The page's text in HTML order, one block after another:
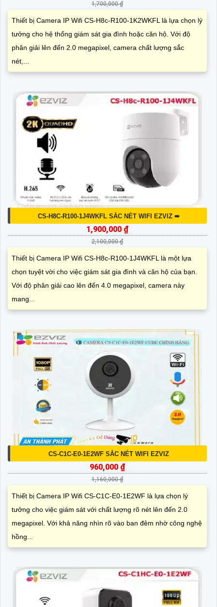
1,700,000 ₫
Thiết bị Camera IP Wifi CS-H8c-R100-1K2WKFL là lựa chọn lý
tưởng cho hệ thống giám sát gia đình hoặc căn hộ. Với độ
phân giải lên đến 2.0 megapixel, camera chất lượng sắc
nét,...
CS-H8C-R100-1J4WKFL SẮC NÉT WIFI EZVIZ ➠
1,900,000 ₫
2,100,000 ₫
Thiết bị Camera IP Wifi CS-H8c-R100-1J4WKFL là một lựa
chọn tuyệt vời cho việc giám sát gia đình và căn hộ của bạn.
Với độ phân giải cao lên đến 4.0 megapixel, camera này
mang...
CS-C1C-E0-1E2WF SẮC NÉT WIFI EZVIZ
960,000 ₫
1,160,000 ₫
Thiết bị Camera IP Wifi CS-C1C-E0-1E2WF là lựa chọn lý
tưởng cho việc giám sát với chất lượng rõ nét lên đến 2.0
megapixel. Với khả năng nhìn rõ vào ban đêm nhờ công nghệ
hồng...